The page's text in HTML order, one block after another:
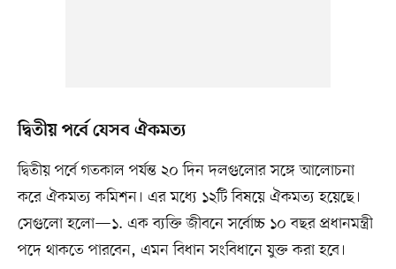
দ্বিতীয় পর্বে যেসব ঐকমত্য
দ্বিতীয় পর্বে গতকাল পর্যন্ত ২০ দিন দলগুলোর সঙ্গে আলোচনা
করে ঐকমত্য কমিশন। এর মধ্যে ১২টি বিষয়ে ঐকমত্য হয়েছে।
সেগুলো হলো—১. এক ব্যক্তি জীবনে সর্বোচ্চ ১০ বছর প্রধানমন্ত্রী
পদে থাকতে পারবেন, এমন বিধান সংবিধানে যুক্ত করা হবে।